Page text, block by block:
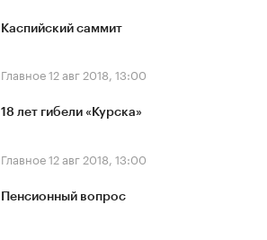
Каспийский саммит
Главное12 авг 2018, 13:00
18 лет гибели «Курска»
Главное12 авг 2018, 13:00
Пенсионный вопрос